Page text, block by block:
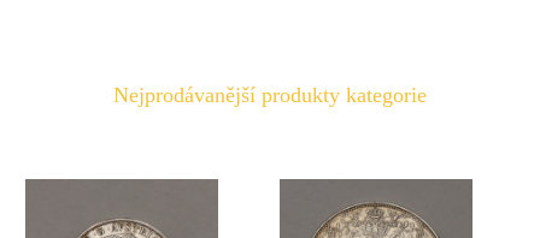
Nejprodávanější produkty kategorie